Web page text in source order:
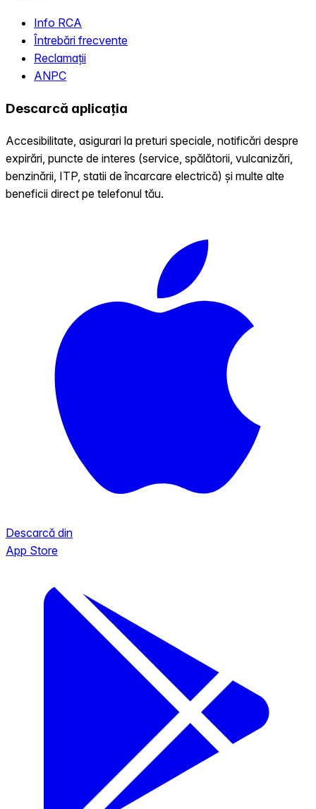
Info RCA
Întrebări frecvente
Reclamații
ANPC
Descarcă aplicația
Accesibilitate, asigurari la preturi speciale, notificări despre
expirări, puncte de interes (service, spălătorii, vulcanizări,
benzinării, ITP, statii de încarcare electrică) și multe alte
beneficii direct pe telefonul tău.
Descarcă din
App Store